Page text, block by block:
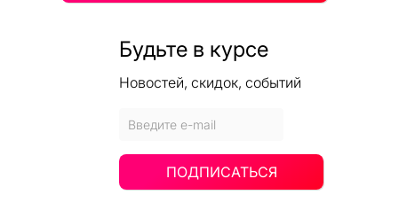
Будьте в курсе
Новостей, скидок, событий
ПОДПИСАТЬСЯ